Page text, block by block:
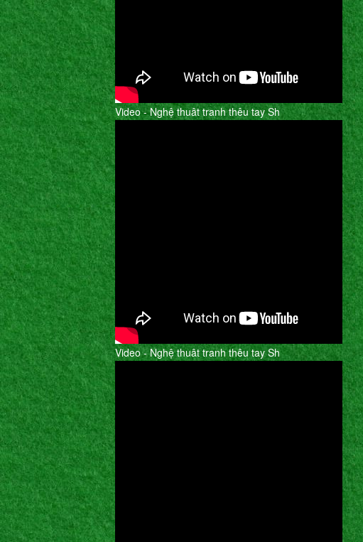
Video - Nghệ thuât tranh thêu tay Sh
Video - Nghệ thuât tranh thêu tay Sh